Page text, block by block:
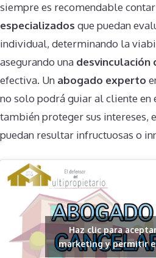
siempre es recomendable
especializados que puedan
individual, determinando la
asegurando una
efectiva. Un abogado experto
no solo podrá guiar al cliente en
también proteger sus intereses,
puedan resultar infructuosas o
Haz clic para
marketing y permitir